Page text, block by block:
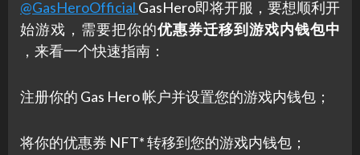
@GasHeroOfficial GasHero即将开服，要想顺利开
始游戏，需要把你的优惠券迁移到游戏内钱包中
，来看一个快速指南：
注册你的 Gas Hero 帐户并设置您的游戏内钱包；
将你的优惠券 NFT* 转移到您的游戏内钱包；